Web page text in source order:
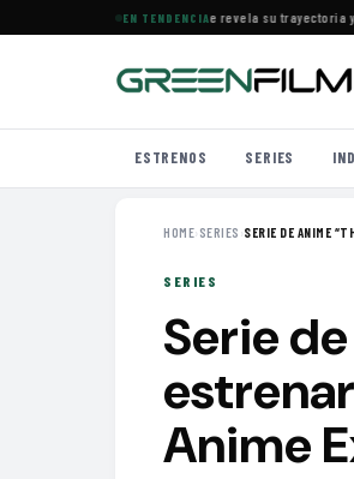
EN TENDENCIA
el documental de KATSEYE que revela su trayectoria y
ESTRENOS SERIES
HOME› SERIES ›SERIE DE ANIME
SERIES
Serie
Anime